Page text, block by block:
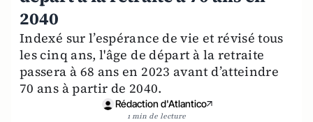
2040
Indexé sur l’espérance de vie et révisé tous
les cinq ans, l'âge de départ à la retraite
passera à 68 ans en 2023 avant d’atteindre
70 ans à partir de 2040.
Rédaction d'Atlantico
1 min de lecture